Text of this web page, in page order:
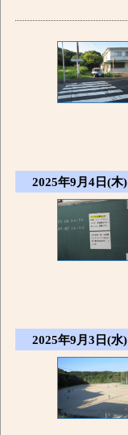
2025年9月4日(木)
2025年9月3日(水)